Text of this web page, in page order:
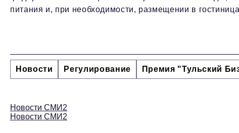
питания и, при необходимости, размещении в
Новости Регулирование Премия "Тульский
Новости СМИ2
Новости СМИ2